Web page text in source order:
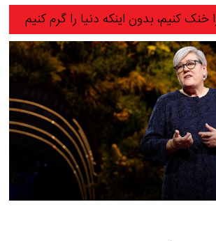
کنیم، بدون اینکه دنیا را گرم کنیم